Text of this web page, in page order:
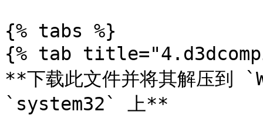
{% tabs %}
{% tab
**下载此文件并将其解压到
`system32` 上**